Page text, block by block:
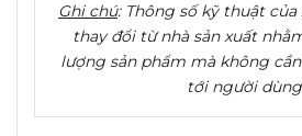
Ghi chú: Thông số kỹ thuật của
thay đổi từ nhà sản xuất
lượng sản phẩm mà không
tới người